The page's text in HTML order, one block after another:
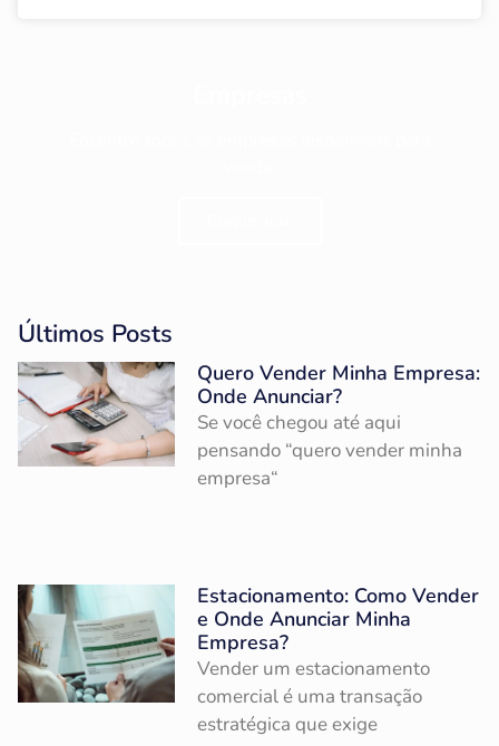
Últimos Posts
Quero Vender Minha Empresa:
Onde Anunciar?
Se você chegou até aqui
pensando “quero vender minha
empresa“
Estacionamento: Como Vender
e Onde Anunciar Minha
Empresa?
Vender um estacionamento
comercial é uma transação
estratégica que exige